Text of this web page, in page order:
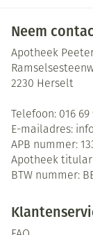
Neem
Apotheek
2230 Herselt
Telefoon: 016 69
E-mailadres:
APB nummer:
Apotheek
BTW nummer: